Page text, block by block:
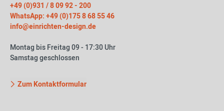
+49 (0)931 / 8 09 92 - 200
WhatsApp: +49 (0)175 8 68 55 46
info@einrichten-design.de
Montag bis Freitag 09 - 17:30 Uhr
Samstag geschlossen
Zum Kontaktformular